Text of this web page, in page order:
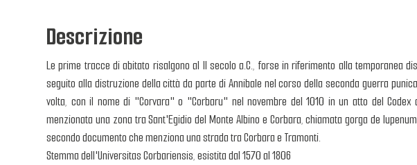
Descrizione
Le prime tracce di abitato risalgono al II secolo a.C., forse in riferimento alla temporanea
seguito alla distruzione della città da parte di Annibale nel corso della seconda guerra
volta, con il nome di "Corvara" o "Corbaru" nel novembre del 1010 in un atto del Codex
menzionata una zona tra Sant'Egidio del Monte Albino e Corbara, chiamata gorga de
secondo documento che menziona una strada tra Corbara e Tramonti.
Stemma dell'Universitas Corbariensis, esistita dal 1570 al 1806